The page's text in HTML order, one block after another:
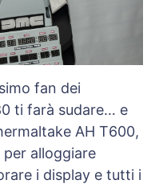
fan dei
ti farà sudare… e
AH T600,
per alloggiare
i display e tutti i